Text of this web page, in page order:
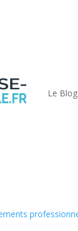
Le Blog